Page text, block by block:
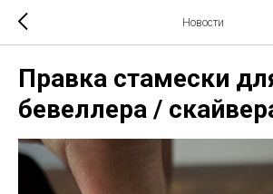
Новости
Правка стамески
бевеллера /